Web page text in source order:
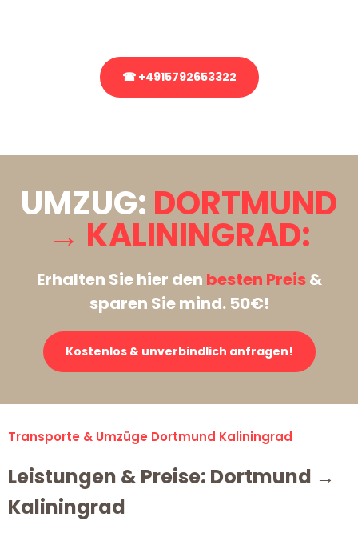
☎ +4915792653322
UMZUG: DORTMUND
→ KALININGRAD:
Erhalten Sie hier den besten Preis&
sparen Sie mind. 50€!
Kostenlos & unverbindlich anfragen!
Transporte & Umzüge Dortmund Kaliningrad
Leistungen & Preise: Dortmund →
Kaliningrad